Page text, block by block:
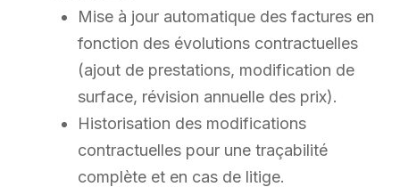
Mise à jour automatique des factures en
fonction des évolutions contractuelles
(ajout de prestations, modification de
surface, révision annuelle des prix).
Historisation des modifications
contractuelles pour une traçabilité
complète et en cas de litige.